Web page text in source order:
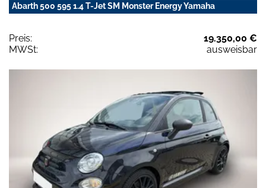
Abarth 500 595 1.4 T-Jet SM Monster Energy Yamaha
Preis:
19.350,00 €
MWSt:
ausweisbar